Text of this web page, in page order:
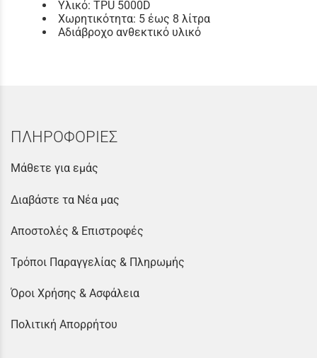
Υλικό: TPU 5000D
Χωρητικότητα: 5 έως 8 λίτρα
Αδιάβροχο ανθεκτικό υλικό
ΠΛΗΡΟΦΟΡΙΕΣ
Μάθετε για εμάς
Διαβάστε τα Νέα μας
Αποστολές & Επιστροφές
Τρόποι Παραγγελίας & Πληρωμής
Όροι Χρήσης & Ασφάλεια
Πολιτική Απορρήτου